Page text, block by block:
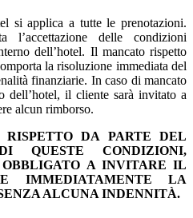
si applica a tutte le prenotazioni.
l’accettazione delle condizioni
dell’hotel. Il mancato rispetto
la risoluzione immediata del
finanziarie. In caso di mancato
dell’hotel, il cliente sarà invitato a
alcun rimborso.
DA PARTE DEL
CONDIZIONI,
OBBLIGATO A INVITARE IL
IMMEDIATAMENTE LA
ALCUNA INDENNITÀ.